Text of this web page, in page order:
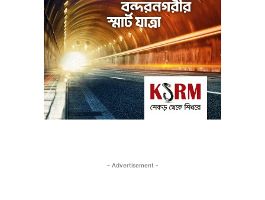
- Advertisement -